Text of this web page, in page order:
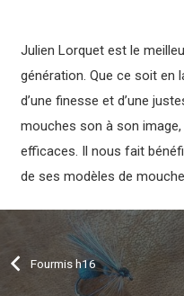
Julien Lorquet est le
génération. Que ce soit en
d’une finesse et d’une
mouches son à son
efficaces. Il nous fait
de ses modèles de
Fourmis h16